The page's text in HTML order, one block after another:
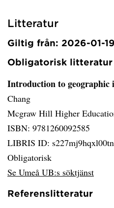
Litteratur
Giltig från: 2026-01-19
Obligatorisk litteratur
Introduction to geographic
Chang
Mcgraw Hill Higher
ISBN: 9781260092585
LIBRIS ID:
Obligatorisk
Se Umeå UB:s söktjänst
Referenslitteratur